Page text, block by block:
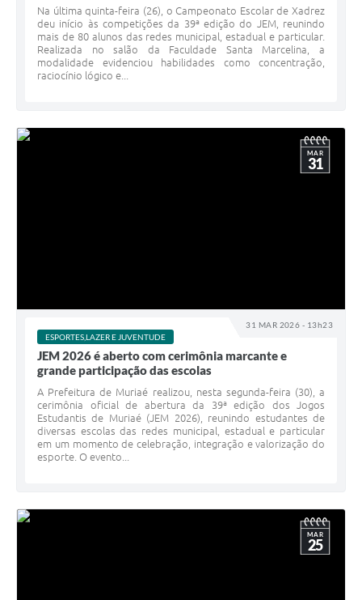
Na última quinta-feira (26), o Campeonato Escolar de Xadrez
deu início às competições da 39ª edição do JEM, reunindo
mais de 80 alunos das redes municipal, estadual e particular.
Realizada no salão da Faculdade Santa Marcelina, a
modalidade evidenciou habilidades como concentração,
raciocínio lógico e...
31 MAR 2026 - 13h23
MAR
31
ESPORTES,LAZER E JUVENTUDE
JEM 2026 é aberto com cerimônia marcante e
grande participação das escolas
A Prefeitura de Muriaé realizou, nesta segunda-feira (30), a
cerimônia oficial de abertura da 39ª edição dos Jogos
Estudantis de Muriaé (JEM 2026), reunindo estudantes de
diversas escolas das redes municipal, estadual e particular
em um momento de celebração, integração e valorização do
esporte. O evento...
MAR
25